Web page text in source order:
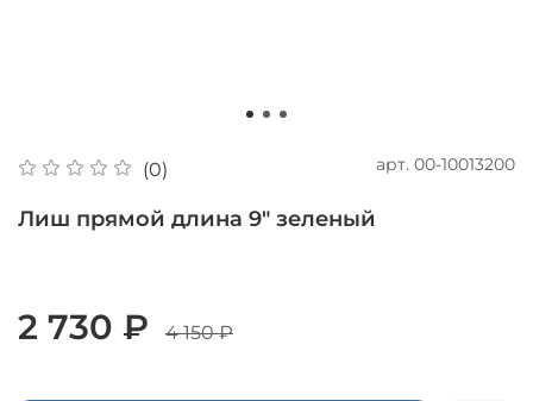
(0) арт. 00-10013200
Лиш прямой длина 9" зеленый
2 730 ₽ 4 150 ₽